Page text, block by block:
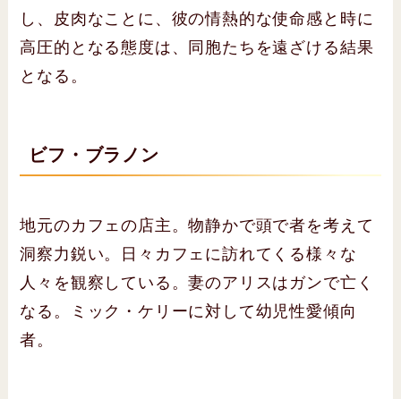
し、皮肉なことに、彼の情熱的な使命感と時に
高圧的となる態度は、同胞たちを遠ざける結果
となる。
ビフ・ブラノン
地元のカフェの店主。物静かで頭で者を考えて
洞察力鋭い。日々カフェに訪れてくる様々な
人々を観察している。妻のアリスはガンで亡く
なる。ミック・ケリーに対して幼児性愛傾向
者。